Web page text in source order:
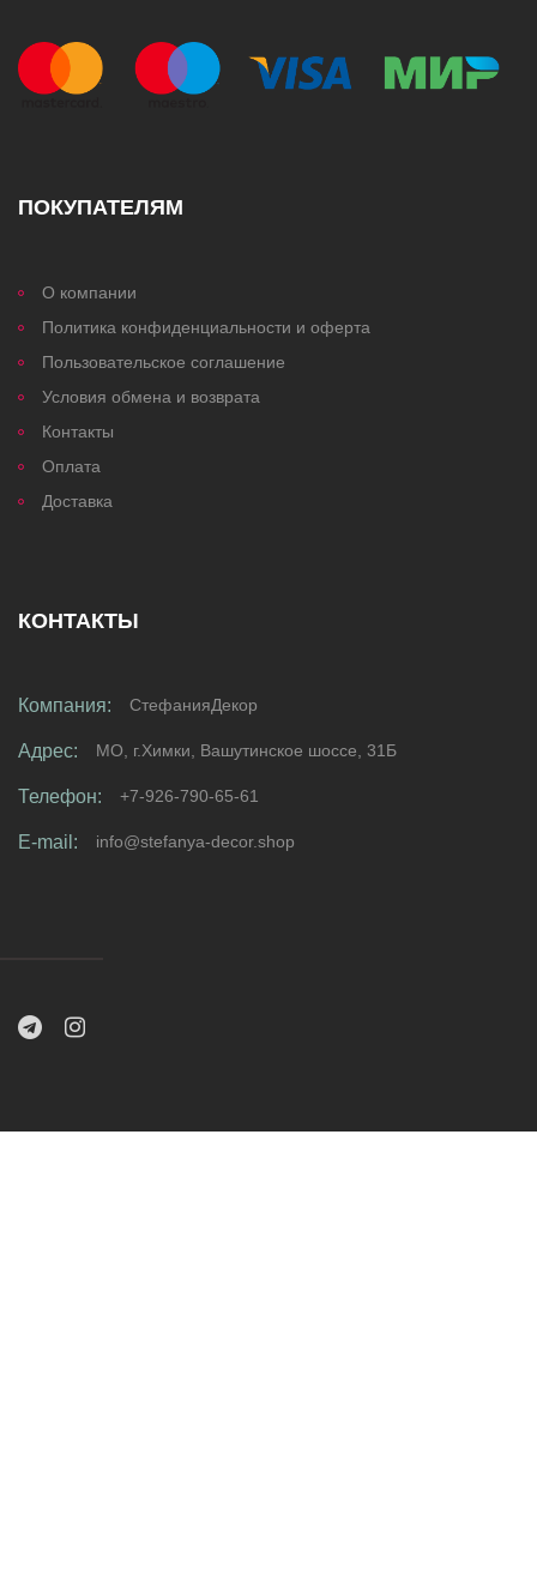
ПОКУПАТЕЛЯМ
О компании
Политика конфиденциальности и оферта
Пользовательское соглашение
Условия обмена и возврата
Контакты
Оплата
Доставка
КОНТАКТЫ
Компания: СтефанияДекор
Адрес: МО, г.Химки, Вашутинское шоссе, 31Б
Телефон: +7-926-790-65-61
E-mail: info@stefanya-decor.shop